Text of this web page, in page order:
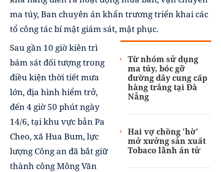
ma túy, Ban chuyên án khẩn trương triển khai các
tổ công tác bí mật giám sát, mật phục.
Từ nhóm sử dụng
ma túy, bóc gỡ
đường dây cung cấp
hàng trắng tại Đà
Nẵng
Hai vợ chồng 'hờ'
mở xưởng sản xuất
Tobaco lãnh án tử
Sau gần 10 giờ kiên trì
bám sát đối tượng trong
điều kiện thời tiết mưa
lớn, địa hình hiểm trở,
đến 4 giờ 50 phút ngày
14/6, tại khu vực bản Pa
Cheo, xã Hua Bum, lực
lượng Công an đã bắt giữ
thành công Mông Văn